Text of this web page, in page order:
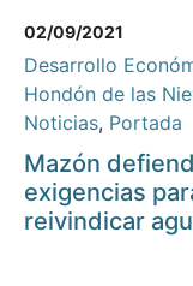
02/09/2021
Desarrollo
Hondón de las
Noticias, Portada
Mazón
exigencias
reivindicar